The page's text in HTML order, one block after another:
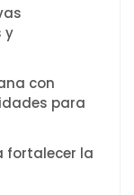
y
con
para
fortalecer la